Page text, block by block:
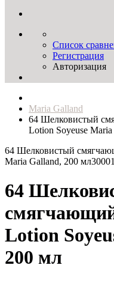
Список
Регистрация
Авторизация
Maria Galland
64 Шелковистый
Lotion Soyeuse
64 Шелковистый
Maria Galland, 200 мл
64
Lotion
200 мл